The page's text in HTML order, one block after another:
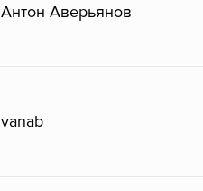
Антон Аверьянов
vanab